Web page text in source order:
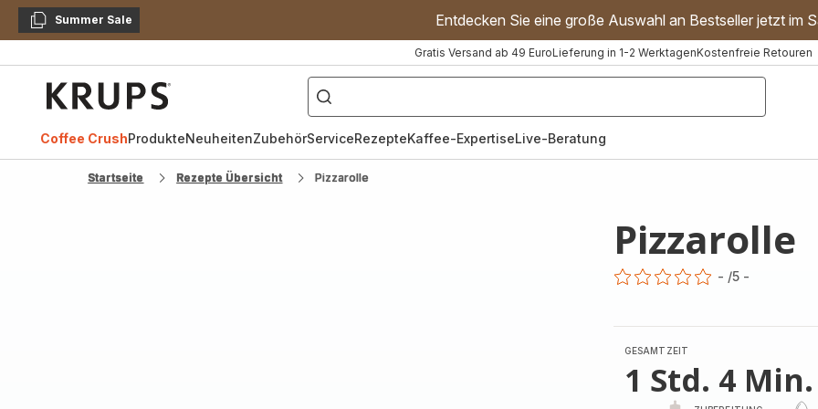
KopierenSummer Sale Entdecken Sie eine große Auswahl an Bestseller jetzt im
Gratis Versand ab 49 EuroLieferung in 1-2 WerktagenKostenfreie Retouren
["Kaffeevollautomat","Handmixer","Waffeleisen"]
Coffee CrushProdukteNeuheitenZubehörServiceRezepteKaffee-ExpertiseLive-Beratung
Startseite Rezepte Übersicht Pizzarolle
Pizzarolle
- /5 -
GESAMTZEIT
1 Std. 4 Min.